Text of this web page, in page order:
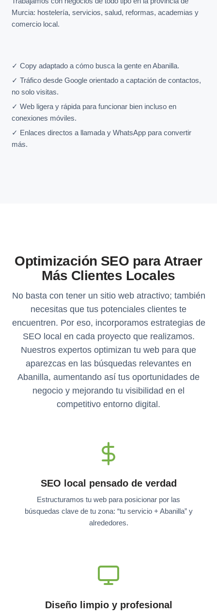
Murcia: hostelería, servicios, salud, reformas, academias y
comercio local.
✓ Copy adaptado a cómo busca la gente en Abanilla.
✓ Tráfico desde Google orientado a captación de contactos,
no solo visitas.
✓ Web ligera y rápida para funcionar bien incluso en
conexiones móviles.
✓ Enlaces directos a llamada y WhatsApp para convertir
más.
Optimización SEO para Atraer
Más Clientes Locales
No basta con tener un sitio web atractivo; también
necesitas que tus potenciales clientes te
encuentren. Por eso, incorporamos estrategias de
SEO local en cada proyecto que realizamos.
Nuestros expertos optimizan tu web para que
aparezcas en las búsquedas relevantes en
Abanilla, aumentando así tus oportunidades de
negocio y mejorando tu visibilidad en el
competitivo entorno digital.
SEO local pensado de verdad
Estructuramos tu web para posicionar por las
búsquedas clave de tu zona: “tu servicio + Abanilla” y
alrededores.
Diseño limpio y profesional